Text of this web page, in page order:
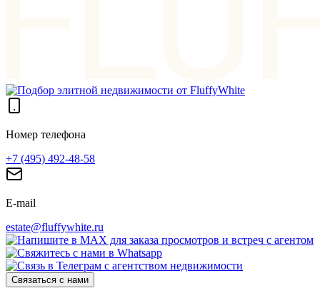
Номер телефона
+7 (495) 492-48-58
E-mail
estate@fluffywhite.ru
Связаться с нами